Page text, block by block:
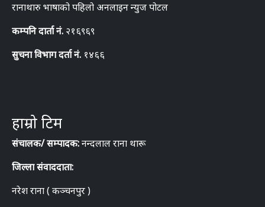
रानाथारु भाषाको पहिलो अनलाइन न्युज पोटल
कम्पनि दार्ता नं. २१६९६९
सुचना विभाग दर्ता नं. १४६६
हाम्रो टिम
संचालक/ सम्पादक:नन्दलाल राना थारू
जिल्ला संवाददाता:
नरेश राना ( कञ्चनपुर )